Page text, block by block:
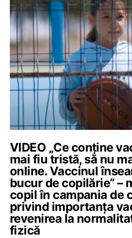
VIDEO „Ce conține
mai fiu tristă, să nu
online. Vaccinul
bucur de copilărie” –
copil în campania de
privind importanța
revenirea la
fizică